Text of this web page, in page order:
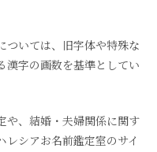
ついては、旧字体や特殊な
漢字の画数を基準としてい
や、結婚・夫婦関係に関す
シアお名前鑑定室のサイ